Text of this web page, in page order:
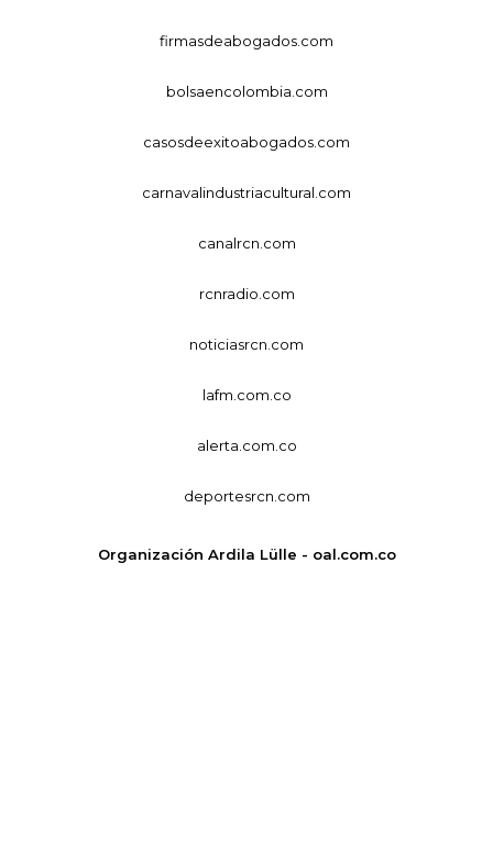
firmasdeabogados.com
bolsaencolombia.com
casosdeexitoabogados.com
carnavalindustriacultural.com
canalrcn.com
rcnradio.com
noticiasrcn.com
lafm.com.co
alerta.com.co
deportesrcn.com
Organización Ardila Lülle - oal.com.co